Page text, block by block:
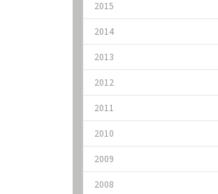
2015
2014
2013
2012
2011
2010
2009
2008